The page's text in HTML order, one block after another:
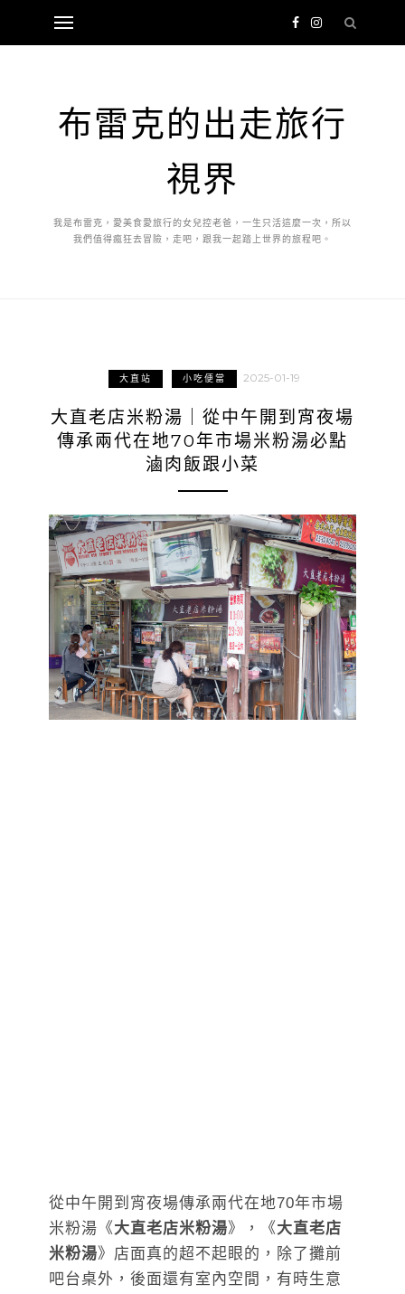
布雷克的出走旅行
視界
我是布雷克，愛美食愛旅行的女兒控老爸，一生只活這麼一次，所以
我們值得瘋狂去冒險，走吧，跟我一起踏上世界的旅程吧。
大直站 小吃便當 2025-01-19
大直老店米粉湯｜從中午開到宵夜場
傳承兩代在地70年市場米粉湯必點
滷肉飯跟小菜
從中午開到宵夜場傳承兩代在地70年市場
米粉湯《大直老店米粉湯》，《大直老店
米粉湯》店面真的超不起眼的，除了攤前
吧台桌外，後面還有室內空間，有時生意